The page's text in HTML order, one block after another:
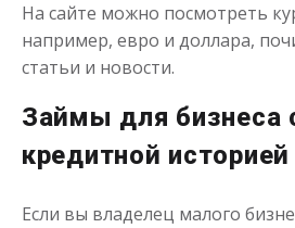
На сайте можно посмотреть
например, евро и доллара,
статьи и новости.
Займы для бизнеса
кредитной историей
Если вы владелец малого